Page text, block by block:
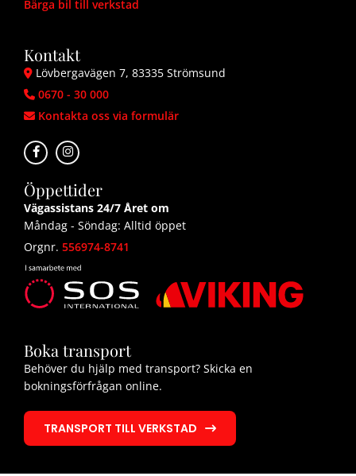
Bärga bil till verkstad
Kontakt
 Lövbergavägen 7, 83335 Strömsund
 0670 - 30 000
 Kontakta oss via formulär
Öppettider
Vägassistans 24/7 Året om
Måndag - Söndag: Alltid öppet
Orgnr. 556974-8741
Boka transport
Behöver du hjälp med transport? Skicka en
bokningsförfrågan online.
TRANSPORT TILL VERKSTAD